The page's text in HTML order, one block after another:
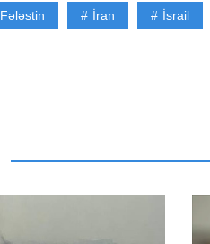
Fələstin İran İsrail